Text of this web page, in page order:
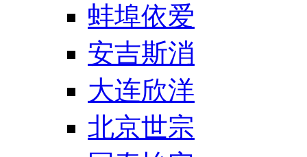
蚌埠依爱
安吉斯消
大连欣洋
北京世宗